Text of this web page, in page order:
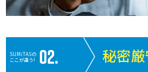
SUMiTASの
ここが違う!
秘密